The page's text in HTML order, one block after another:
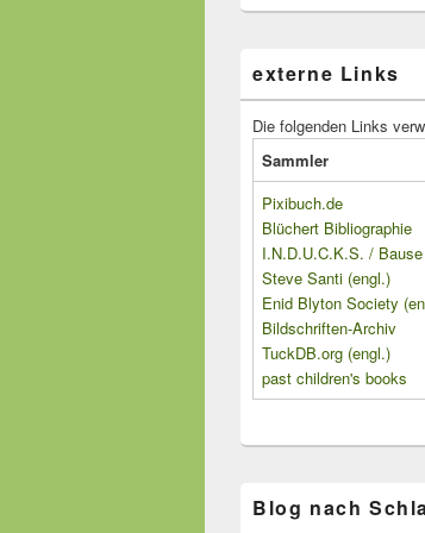
externe Links
Die folgenden Links
Sammler
Pixibuch.de
Blüchert Bibliographie
I.N.D.U.C.K.S. / Bause
Steve Santi (engl.)
Enid Blyton Society
Bildschriften-Archiv
TuckDB.org (engl.)
past children's books
Blog nach